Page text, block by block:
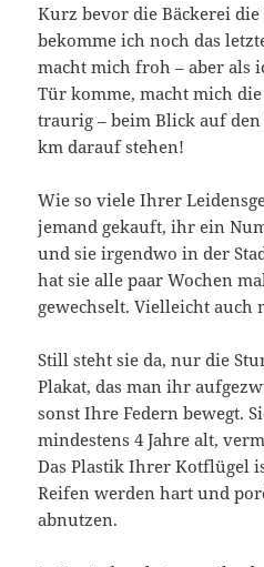
Kurz bevor die Bäckerei
bekomme ich noch das
macht mich froh – aber als
Tür komme, macht mich
traurig – beim Blick auf den
km darauf stehen!
Wie so viele Ihrer
jemand gekauft, ihr ein
und sie irgendwo in der
hat sie alle paar Wochen
gewechselt. Vielleicht auch
Still steht sie da, nur die
Plakat, das man ihr
sonst Ihre Federn bewegt.
mindestens 4 Jahre alt,
Das Plastik Ihrer Kotflügel
Reifen werden hart und
abnutzen.